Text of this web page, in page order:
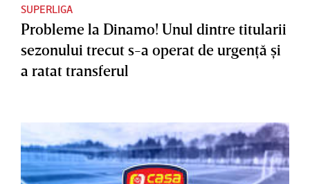
SUPERLIGA
Probleme la Dinamo! Unul dintre titularii
sezonului trecut s-a operat de urgenţă şi
a ratat transferul